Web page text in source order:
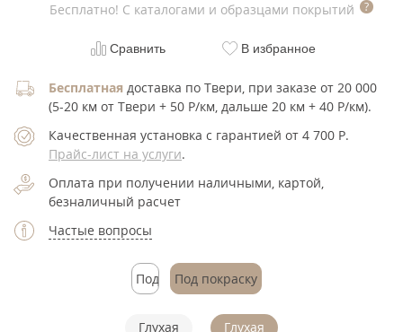
Бесплатно! С каталогами и образцами покрытий
Сравнить В избранное
Бесплатная доставка по Твери, при заказе от 20 000
(5-20 км от Твери + 50 Р/км, дальше 20 км + 40 Р/км).
Качественная установка с гарантией от 4 700 Р.
Прайс-лист на услуги.
Оплата при получении наличными, картой,
безналичный расчет
Частые вопросы
Под
Под покраску
Глухая Глухая